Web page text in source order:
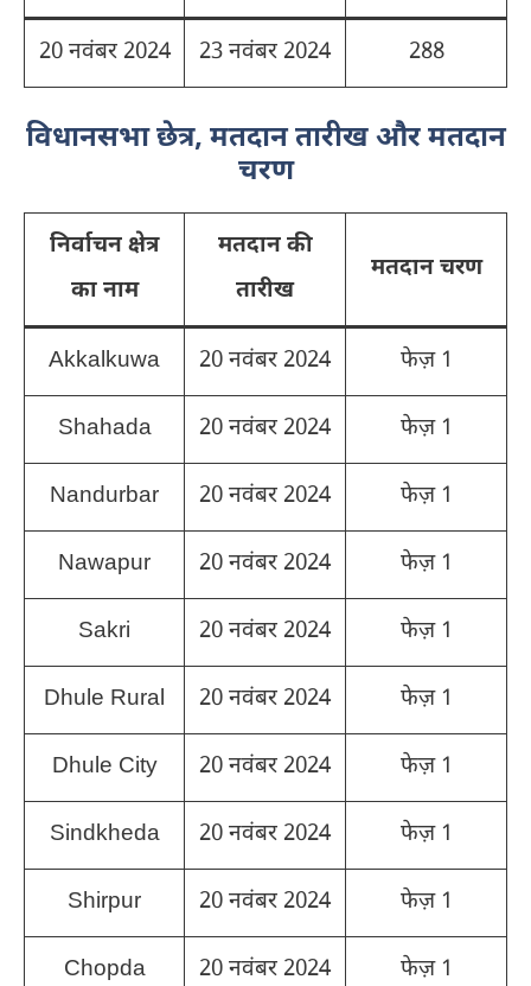
20 नवंबर 2024 23 नवंबर 2024 288
विधानसभा छेत्र, मतदान तारीख और मतदान
चरण
निर्वाचन क्षेत्र
का नाम
मतदान की
तारीख
मतदान चरण
Akkalkuwa 20 नवंबर 2024 फेज़ 1
Shahada 20 नवंबर 2024 फेज़ 1
Nandurbar 20 नवंबर 2024 फेज़ 1
Nawapur 20 नवंबर 2024 फेज़ 1
Sakri 20 नवंबर 2024 फेज़ 1
Dhule Rural 20 नवंबर 2024 फेज़ 1
Dhule City 20 नवंबर 2024 फेज़ 1
Sindkheda 20 नवंबर 2024 फेज़ 1
Shirpur 20 नवंबर 2024 फेज़ 1
Chopda 20 नवंबर 2024 फेज़ 1